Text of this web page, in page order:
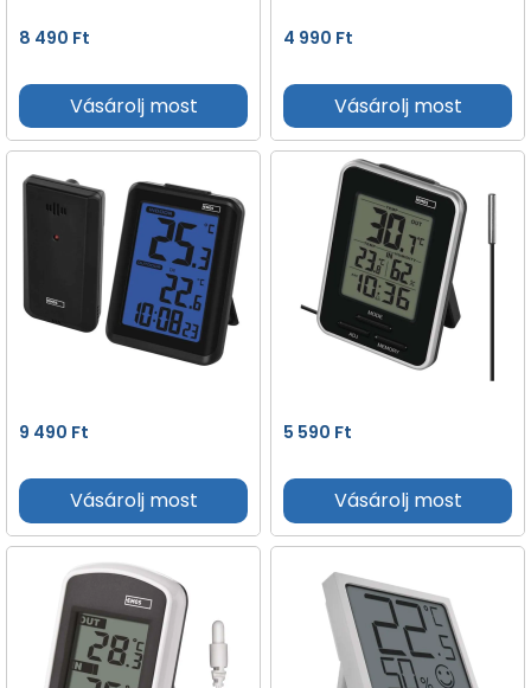
8 490 Ft
Vásárolj most
4 990 Ft
Vásárolj most
9 490 Ft
Vásárolj most
5 590 Ft
Vásárolj most